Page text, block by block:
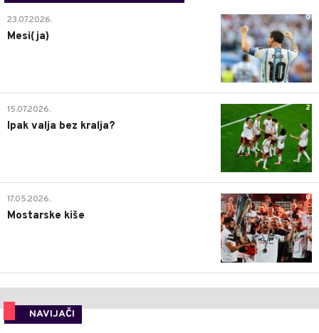
0
23.07.2026.
Mesi(ja)
2
15.07.2026.
Ipak valja bez kralja?
0
17.05.2026.
Mostarske kiše
NAVIJAČI